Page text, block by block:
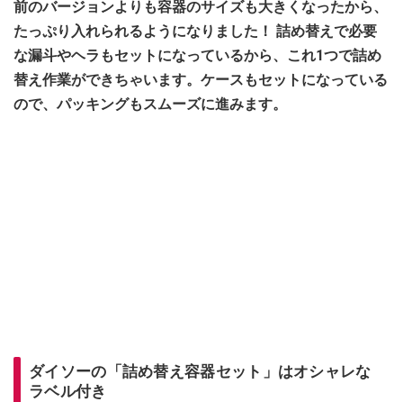
前のバージョンよりも容器のサイズも大きくなったから、
たっぷり入れられるようになりました！ 詰め替えで必要
な漏斗やヘラもセットになっているから、これ1つで詰め
替え作業ができちゃいます。ケースもセットになっている
ので、パッキングもスムーズに進みます。
ダイソーの「詰め替え容器セット」はオシャレな
ラベル付き